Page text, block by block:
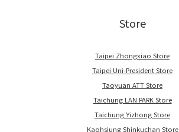
Store
Taipei Zhongxiao Store
Taipei Uni-President Store
Taoyuan ATT Store
Taichung LAN PARK Store
Taichung Yizhong Store
Kaohsiung Shinkuchan Store